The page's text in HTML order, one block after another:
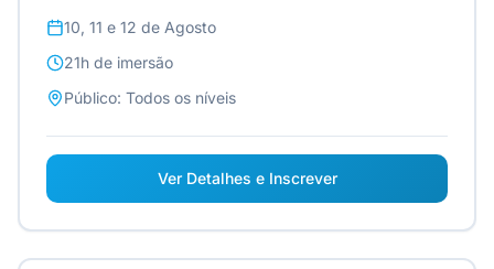
10, 11 e 12 de Agosto
21h de imersão
Público: Todos os níveis
Ver Detalhes e Inscrever